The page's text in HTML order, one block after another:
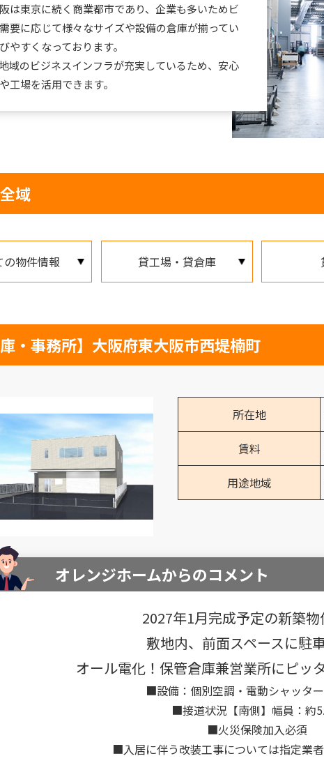
は東京に続く商業都市であり、企業も多いためビ
要に応じて様々なサイズや設備の倉庫が揃ってい
やすくなっております。
域のビジネスインフラが充実しているため、安心
工場を活用できます。
域
の物件情報 貸工場・貸倉庫
・事務所】大阪府東大阪市西堤楠町
所在地
賃料
用途地域
オレンジホームからのコメント
2027年1月完成予定の新築物
敷地内、前面スペースに駐
オール電化！保管倉庫兼営業所にピッ
■設備：個別空調・電動シャッタ
■接道状況【南側】幅員：約
■火災保険加入必須
■入居に伴う改装工事については指定業